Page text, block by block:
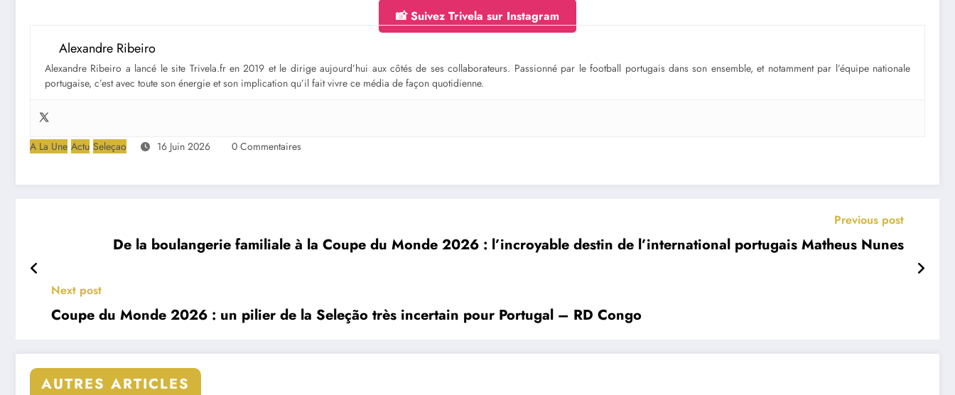
📸 Suivez Trivela sur Instagram
Alexandre Ribeiro
Alexandre Ribeiro a lancé le site Trivela.fr en 2019 et le dirige aujourd’hui aux côtés de ses collaborateurs. Passionné par le football portugais dans son ensemble, et notamment par l’équipe nationale
portugaise, c’est avec toute son énergie et son implication qu’il fait vivre ce média de façon quotidienne.
A La Une Actu Seleçao 16 Juin 2026 0 Commentaires
Previous post
De la boulangerie familiale à la Coupe du Monde 2026 : l’incroyable destin de l’international portugais Matheus Nunes
Next post
Coupe du Monde 2026 : un pilier de la Seleção très incertain pour Portugal – RD Congo
AUTRES ARTICLES